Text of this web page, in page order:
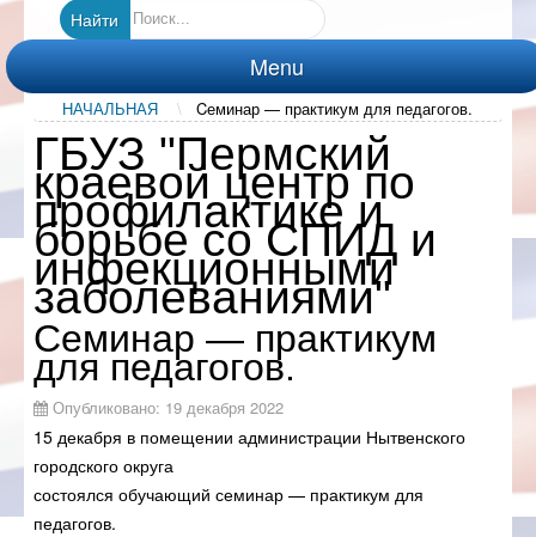
Найти
Menu
ГЛАВНАЯ
УСЛУГИ
ДЛЯ
ПАЦИЕНТОВ
О ВИЧ/СПИД
ЗАПИСЬ НА
ПРИЕМ
ДЛЯ
СПЕЦИАЛИСТОВ
ОБЩЕСТВЕННЫЙ
ОБРАТНАЯ
НАЧАЛЬНАЯ \ Cеминар — практикум для педагогов.
ГБУЗ "Пермский
краевой центр по
профилактике и
борьбе со СПИД и
инфекционными
заболеваниями"
Cеминар — практикум
для педагогов.
Опубликовано: 19 декабря 2022
15 декабря в помещении администрации Нытвенского
городского округа
состоялся обучающий семинар — практикум для
педагогов.